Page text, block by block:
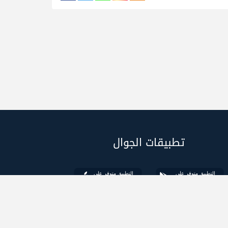
تطبيقات الجوال